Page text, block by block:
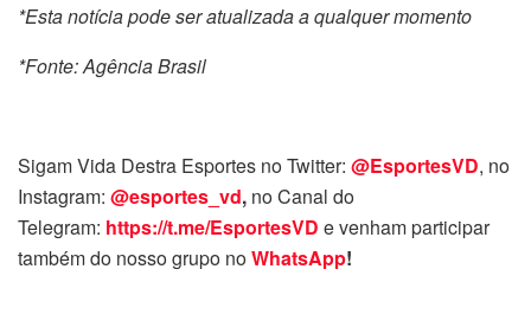
*Esta notícia pode ser atualizada a qualquer momento
*Fonte: Agência Brasil
Sigam Vida Destra Esportes no Twitter: @EsportesVD, no
Instagram: @esportes_vd, no Canal do
Telegram: https://t.me/EsportesVD e venham participar
também do nosso grupo noWhatsApp!